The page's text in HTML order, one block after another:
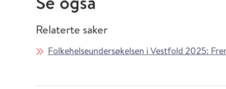
Relaterte saker
Folkehelseundersøkelsen i Vestfold 2025: